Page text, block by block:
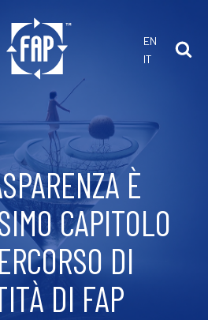
EN
IT
È
CAPITOLO
DI
DI FAP